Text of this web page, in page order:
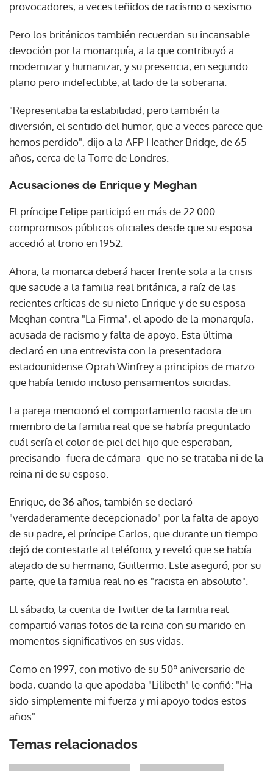
provocadores, a veces teñidos de racismo o sexismo.
Pero los británicos también recuerdan su incansable
devoción por la monarquía, a la que contribuyó a
modernizar y humanizar, y su presencia, en segundo
plano pero indefectible, al lado de la soberana.
"Representaba la estabilidad, pero también la
diversión, el sentido del humor, que a veces parece que
hemos perdido", dijo a la AFP Heather Bridge, de 65
años, cerca de la Torre de Londres.
Acusaciones de Enrique y Meghan
El príncipe Felipe participó en más de 22.000
compromisos públicos oficiales desde que su esposa
accedió al trono en 1952.
Ahora, la monarca deberá hacer frente sola a la crisis
que sacude a la familia real británica, a raíz de las
recientes críticas de su nieto Enrique y de su esposa
Meghan contra "La Firma", el apodo de la monarquía,
acusada de racismo y falta de apoyo. Esta última
declaró en una entrevista con la presentadora
estadounidense Oprah Winfrey a principios de marzo
que había tenido incluso pensamientos suicidas.
La pareja mencionó el comportamiento racista de un
miembro de la familia real que se habría preguntado
cuál sería el color de piel del hijo que esperaban,
precisando -fuera de cámara- que no se trataba ni de la
reina ni de su esposo.
Enrique, de 36 años, también se declaró
"verdaderamente decepcionado" por la falta de apoyo
de su padre, el príncipe Carlos, que durante un tiempo
dejó de contestarle al teléfono, y reveló que se había
alejado de su hermano, Guillermo. Este aseguró, por su
parte, que la familia real no es "racista en absoluto".
El sábado, la cuenta de Twitter de la familia real
compartió varias fotos de la reina con su marido en
momentos significativos en sus vidas.
Como en 1997, con motivo de su 50º aniversario de
boda, cuando la que apodaba "Lilibeth" le confió: "Ha
sido simplemente mi fuerza y mi apoyo todos estos
años".
Temas relacionados